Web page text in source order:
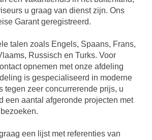
u graag van dienst zijn. Ons
Garant geregistreerd.
talen zoals Engels, Spaans, Frans,
Russisch en Turks. Voor
opnemen met onze afdeling
is gespecialiseerd in moderne
tegen zeer concurrerende prijs, u
een aantal afgeronde projecten met
een lijst met referenties van